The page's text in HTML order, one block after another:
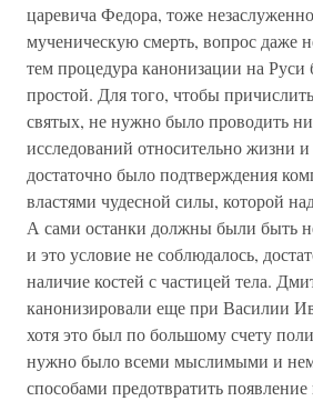
царевича Федора, тоже
мученическую смерть, вопрос даже
тем процедура канонизации на Руси
простой. Для того, чтобы
святых, не нужно было проводить
исследований относительно жизни и
достаточно было подтверждения
властями чудесной силы, которой
А сами останки должны были быть
и это условие не соблюдалось,
наличие костей с частицей тела.
канонизировали еще при Василии
хотя это был по большому счету
нужно было всеми мыслимыми и
способами предотвратить